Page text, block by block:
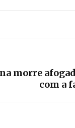
morre
com a